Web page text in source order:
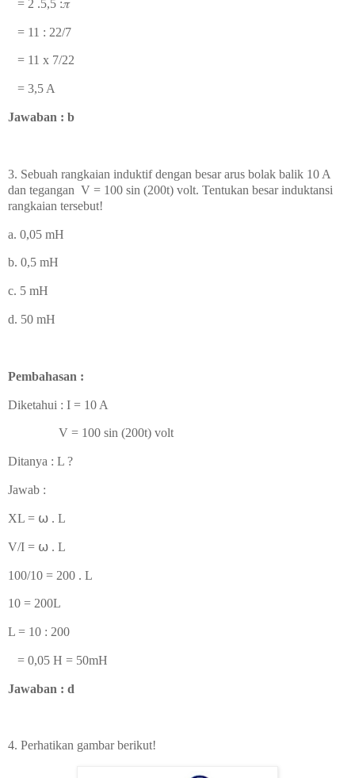
= 2 .5,5 :𝜋
= 11 : 22/7
= 11 x 7/22
= 3,5 A
Jawaban : b
3. Sebuah rangkaian induktif dengan besar arus bolak balik 10 A
dan tegangan V = 100 sin (200t) volt. Tentukan besar induktansi
rangkaian tersebut!
a. 0,05 mH
b. 0,5 mH
c. 5 mH
d. 50 mH
Pembahasan :
Diketahui : I = 10 A
V = 100 sin (200t) volt
Ditanya : L ?
Jawab :
XL = ⍵ . L
V/I = ⍵ . L
100/10 = 200 . L
10 = 200L
L = 10 : 200
= 0,05 H = 50mH
Jawaban : d
4. Perhatikan gambar berikut!